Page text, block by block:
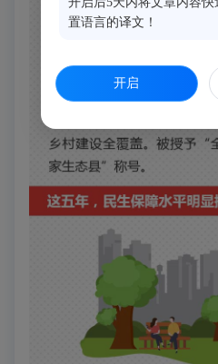
置语言的译文！
开启